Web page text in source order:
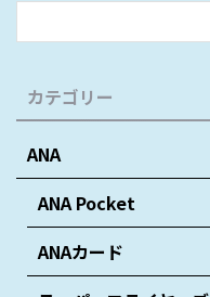
カテゴリー
ANA
ANA Pocket
ANAカード